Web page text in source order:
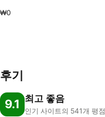
₩0
후기
9.1 최고 좋음
인기 사이트의 541개 평점